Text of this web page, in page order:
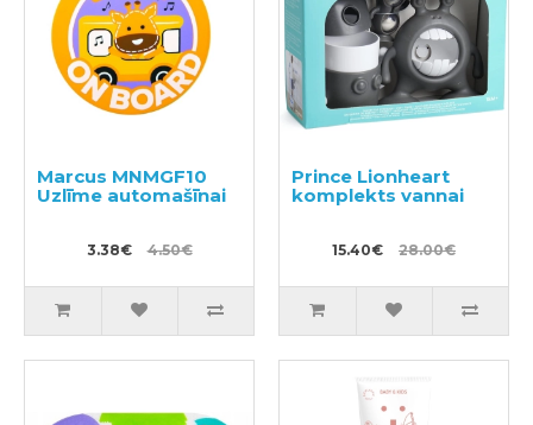
Marcus MNMGF10
Uzlīme automašīnai
3.38€ 4.50€
Prince Lionheart
komplekts vannai
15.40€ 28.00€